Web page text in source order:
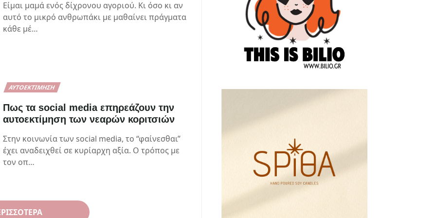
Είμαι μαμά ενός δίχρονου αγοριού. Κι όσο κι αν
αυτό το μικρό ανθρωπάκι με μαθαίνει πράγματα
κάθε μέ…
ΑΥΤΟΕΚΤΊΜΗΣΗ
Πως τα social media επηρεάζουν την
αυτοεκτίμηση των νεαρών κοριτσιών
Στην κοινωνία των social media, το “φαίνεσθαι”
έχει αναδειχθεί σε κυρίαρχη αξία. Ο τρόπος με
τον οπ…